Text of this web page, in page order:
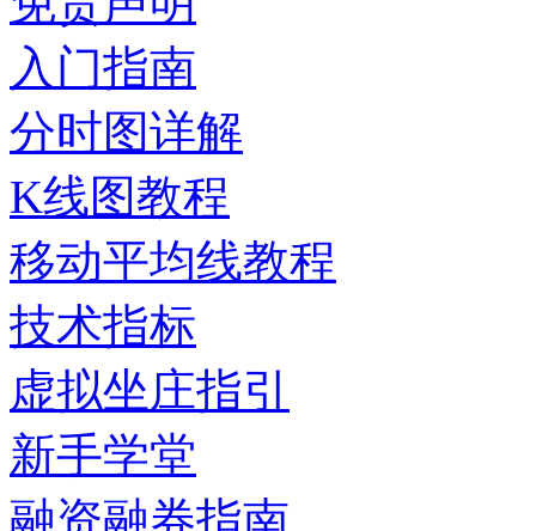
入门指南
分时图详解
K线图教程
移动平均线教程
技术指标
虚拟坐庄指引
新手学堂
融资融券指南